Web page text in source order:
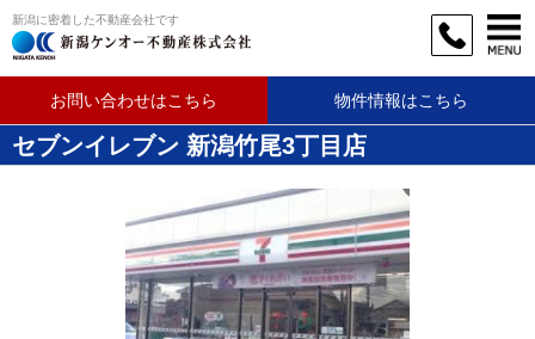
新潟に密着した不動産会社です
お問い合わせはこちら 物件情報はこちら
セブンイレブン 新潟竹尾3丁目店